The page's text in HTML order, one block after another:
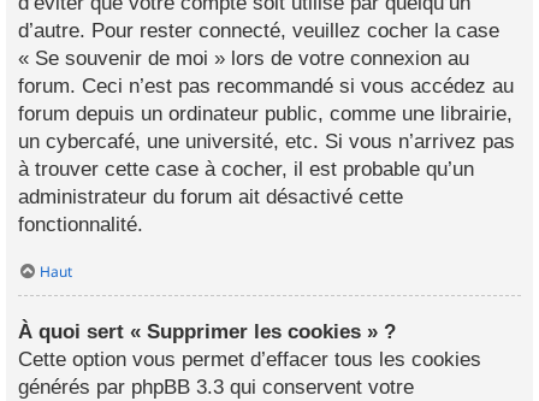
d’autre. Pour rester connecté, veuillez cocher la case
« Se souvenir de moi » lors de votre connexion au
forum. Ceci n’est pas recommandé si vous accédez au
forum depuis un ordinateur public, comme une librairie,
un cybercafé, une université, etc. Si vous n’arrivez pas
à trouver cette case à cocher, il est probable qu’un
administrateur du forum ait désactivé cette
fonctionnalité.
Haut
À quoi sert « Supprimer les cookies » ?
Cette option vous permet d’effacer tous les cookies
générés par phpBB 3.3 qui conservent votre